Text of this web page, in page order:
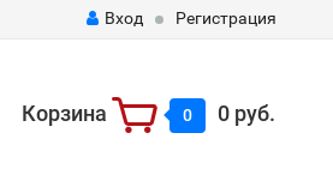
Вход Регистрация
Корзина 0 0 руб.